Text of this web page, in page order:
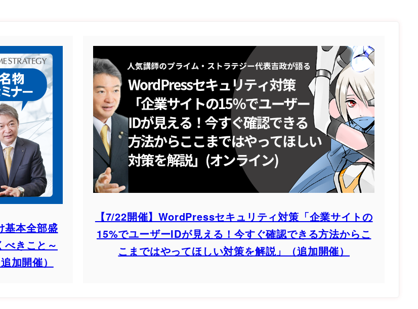
基本全部盛
きこと～
加開催）
【7/22開催】WordPressセキュリティ対策「企業サイトの
15%でユーザーIDが見える！今すぐ確認できる方法からこ
こまではやってほしい対策を解説」（追加開催）